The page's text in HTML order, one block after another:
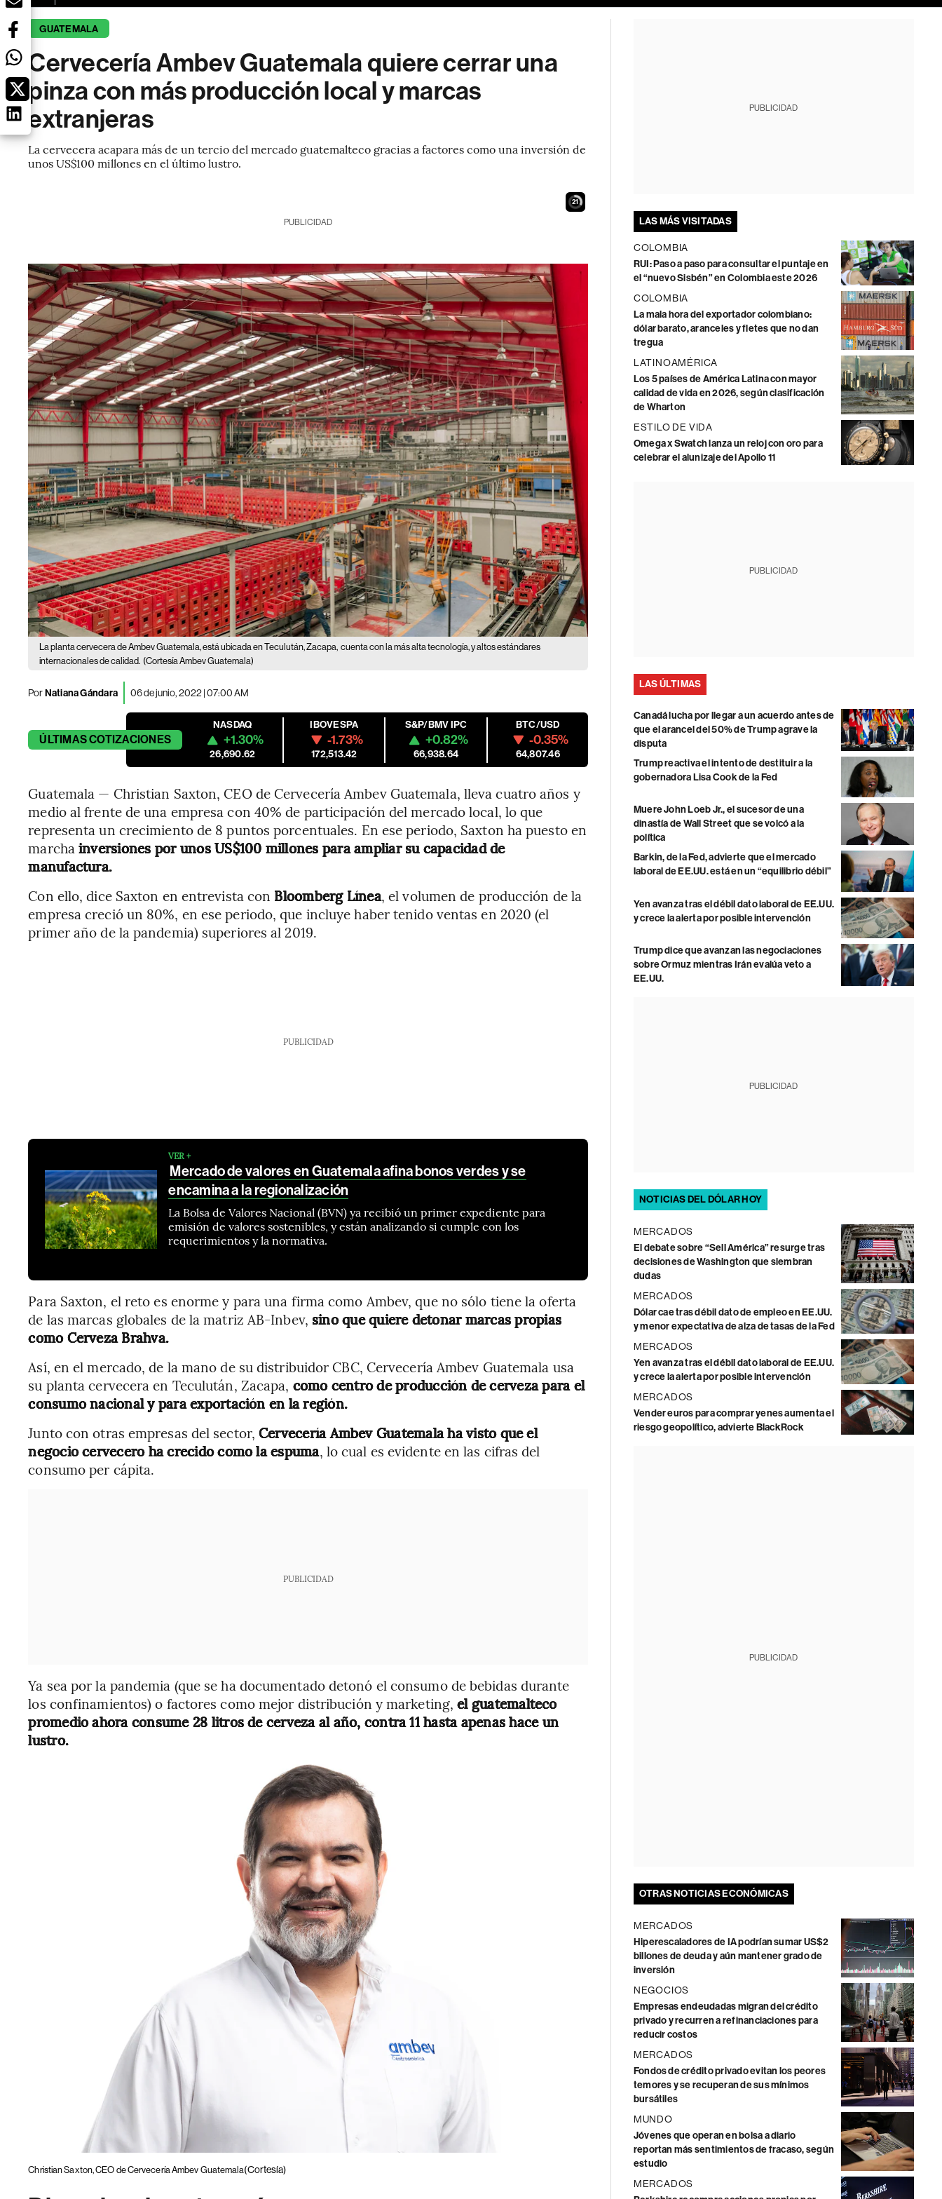
GUATEMALA
Cervecería Ambev Guatemala quiere cerrar una
pinza con más producción local y marcas
extranjeras
La cervecera acapara más de un tercio del mercado guatemalteco gracias a factores como una inversión de
unos US$100 millones en el último lustro.
20
PUBLICIDAD
La planta cervecera de Ambev Guatemala, está ubicada en Teculután, Zacapa, cuenta con la más alta tecnología, y altos estándares
internacionales de calidad. (Cortesía Ambev Guatemala)
PorNatiana Gándara 06 de junio, 2022 | 07:00 AM
ÚLTIMASCOTIZACIONES
NASDAQ
+1.30%
26,690.62
IBOVESPA
-1.73%
172,513.42
S&P/BMV IPC
+0.82%
66,938.64
BTC/USD
-0.35%
64,807.46
Guatemala — Christian Saxton, CEO de Cervecería Ambev Guatemala, lleva cuatro años y
medio al frente de una empresa con 40% de participación del mercado local, lo que
representa un crecimiento de 8 puntos porcentuales. En ese periodo, Saxton ha puesto en
marchainversiones por unos US$100 millones para ampliar su capacidad de
manufactura.
Con ello, dice Saxton en entrevista con Bloomberg Línea, el volumen de producción de la
empresa creció un 80%, en ese periodo, que incluye haber tenido ventas en 2020 (el
primer año de la pandemia) superiores al 2019.
PUBLICIDAD
VER +
Mercado de valores en Guatemala afina bonos verdes y se
encamina a la regionalización
La Bolsa de Valores Nacional (BVN) ya recibió un primer expediente para
emisión de valores sostenibles, y están analizando si cumple con los
requerimientos y la normativa.
Para Saxton, el reto es enorme y para una firma como Ambev, que no sólo tiene la oferta
de las marcas globales de la matriz AB-Inbev, sino que quiere detonar marcas propias
como Cerveza Brahva.
Así, en el mercado, de la mano de su distribuidor CBC, Cervecería Ambev Guatemala usa
su planta cervecera en Teculután, Zacapa, como centro de producción de cerveza para el
consumo nacional y para exportación en la región.
Junto con otras empresas del sector,CerveceríaAmbev Guatemala ha visto que el
negocio cervecero ha crecido como la espuma, lo cual es evidente en las cifras del
consumo per cápita.
PUBLICIDAD
Ya sea por la pandemia (que se ha documentado detonó el consumo de bebidas durante
los confinamientos) o factores como mejor distribución y marketing,el guatemalteco
promedio ahora consume 28 litros de cerveza al año, contra 11 hasta apenas hace un
lustro.
Christian Saxton, CEO de Cervecería Ambev Guatemala(Cortesía)
PUBLICIDAD
LAS MÁS VISITADAS
COLOMBIA
RUI: Paso a paso para consultar el puntaje en
el “nuevo Sisbén” en Colombia este 2026
COLOMBIA
La mala hora del exportador colombiano:
dólar barato, aranceles y fletes que no dan
tregua
LATINOAMÉRICA
Los 5 países de América Latina con mayor
calidad de vida en 2026, según clasificación
de Wharton
ESTILO DE VIDA
Omega x Swatch lanza un reloj con oro para
celebrar el alunizaje del Apollo 11
PUBLICIDAD
LAS ÚLTIMAS
Canadá lucha por llegar a un acuerdo antes de
que el arancel del 50% de Trump agrave la
disputa
Trump reactiva el intento de destituir a la
gobernadora Lisa Cook de la Fed
Muere John Loeb Jr., el sucesor de una
dinastía de Wall Street que se volcó a la
política
Barkin, de la Fed, advierte que el mercado
laboral de EE.UU. está en un “equilibrio débil”
Yen avanza tras el débil dato laboral de EE.UU.
y crece la alerta por posible intervención
Trump dice que avanzan las negociaciones
sobre Ormuz mientras Irán evalúa veto a
EE.UU.
PUBLICIDAD
NOTICIAS DEL DÓLAR HOY
MERCADOS
El debate sobre “Sell América” resurge tras
decisiones de Washington que siembran
dudas
MERCADOS
Dólar cae tras débil dato de empleo en EE.UU.
y menor expectativa de alza de tasas de la Fed
MERCADOS
Yen avanza tras el débil dato laboral de EE.UU.
y crece la alerta por posible intervención
MERCADOS
Vender euros para comprar yenes aumenta el
riesgo geopolítico, advierte BlackRock
PUBLICIDAD
OTRAS NOTICIAS ECONÓMICAS
MERCADOS
Hiperescaladores de IA podrían sumar US$2
billones de deuda y aún mantener grado de
inversión
NEGOCIOS
Empresas endeudadas migran del crédito
privado y recurren a refinanciaciones para
reducir costos
MERCADOS
Fondos de crédito privado evitan los peores
temores y se recuperan de sus mínimos
bursátiles
MUNDO
Jóvenes que operan en bolsa a diario
reportan más sentimientos de fracaso, según
estudio
MERCADOS